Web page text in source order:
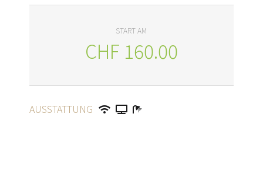
START AM
CHF 160.00
AUSSTATTUNG